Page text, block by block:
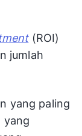
(ROI)
jumlah
yang paling
yang